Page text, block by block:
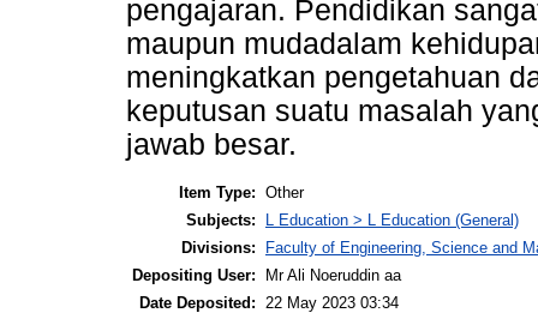
pengajaran. Pendidikan
maupun mudadalam
meningkatkan pengetahuan
keputusan suatu masalah
jawab besar.
Item Type: Other
Subjects:
L Education > L Education (General)
Divisions:
Faculty of Engineering, Science and
Depositing User:
Mr Ali Noeruddin aa
Date Deposited:
22 May 2023 03:34